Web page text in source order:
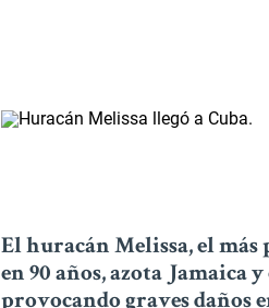
El huracán Melissa, el más
en 90 años, azota Jamaica y
provocando graves daños